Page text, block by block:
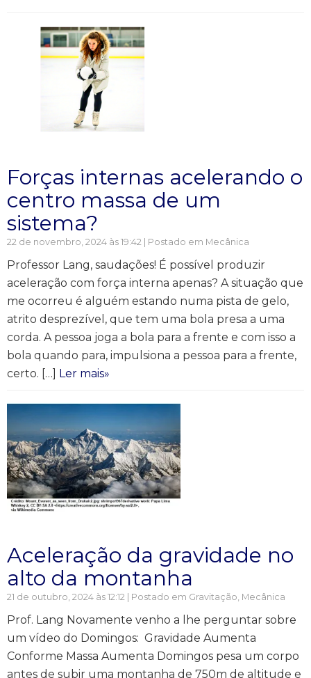
Forças internas acelerando o
centro massa de um
sistema?
22 de novembro, 2024 às 19:42 | Postado em Mecânica
Professor Lang, saudações! É possível produzir
aceleração com força interna apenas? A situação que
me ocorreu é alguém estando numa pista de gelo,
atrito desprezível, que tem uma bola presa a uma
corda. A pessoa joga a bola para a frente e com isso a
bola quando para, impulsiona a pessoa para a frente,
certo. […] Ler mais»
Aceleração da gravidade no
alto da montanha
21 de outubro, 2024 às 12:12 | Postado em Gravitação, Mecânica
Prof. Lang Novamente venho a lhe perguntar sobre
um vídeo do Domingos: Gravidade Aumenta
Conforme Massa Aumenta Domingos pesa um corpo
antes de subir uma montanha de 750m de altitude e